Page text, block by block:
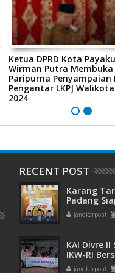
Ketua DPRD Kota
Wirman Putra
Paripurna Penyampaian
Pengantar LKPJ
2024
RECENT POST
Karang
Padang
HUT ke-65
Lapangan
jangkarpost
KAI Divre
IKW-RI
Kepedulian
jangkarpost